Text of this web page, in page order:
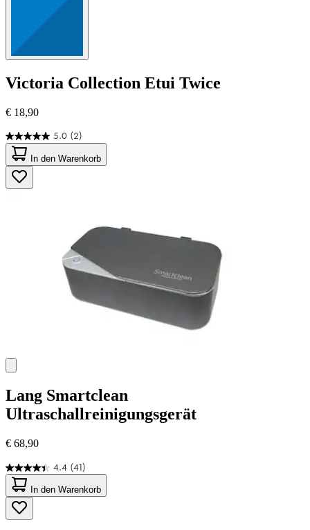
Victoria Collection Etui Twice
€ 18,90
5.0 (2)
5.0
von
5
Sternen.
2
In den Warenkorb
Lang Smartclean
Ultraschallreinigungsgerät
€ 68,90
4.4 (41)
4.4
von
5
Sternen.
41
In den Warenkorb